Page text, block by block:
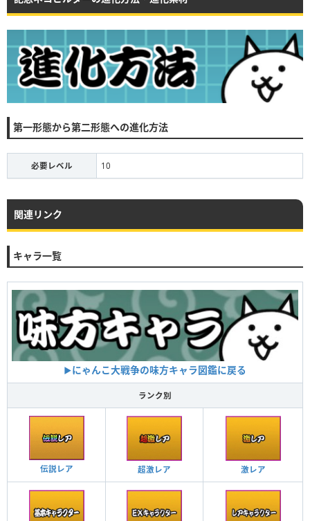
第一形態から第二形態への進化方法
必要レベル 10
関連リンク
キャラ一覧
▶︎にゃんこ大戦争の味方キャラ図鑑に戻る
ランク別
伝説レア 超激レア 激レア